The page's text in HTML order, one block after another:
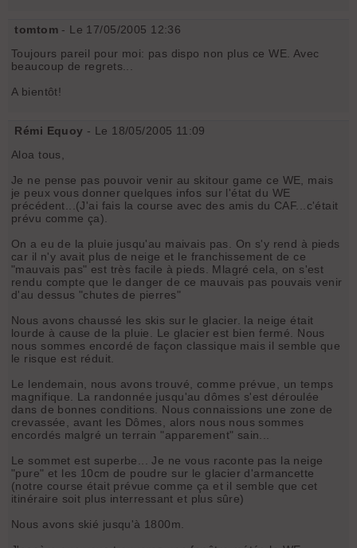
tomtom- Le 17/05/2005 12:36
Toujours pareil pour moi: pas dispo non plus ce WE. Avec
beaucoup de regrets...
A bientôt!
Rémi Equoy - Le 18/05/2005 11:09
Aloa tous,
Je ne pense pas pouvoir venir au skitour game ce WE, mais
je peux vous donner quelques infos sur l'état du WE
précédent...(J'ai fais la course avec des amis du CAF...c'était
prévu comme ça).
On a eu de la pluie jusqu'au maivais pas. On s'y rend à pieds
car il n'y avait plus de neige et le franchissement de ce
"mauvais pas" est très facile à pieds. Mlagré cela, on s'est
rendu compte que le danger de ce mauvais pas pouvais venir
d'au dessus "chutes de pierres"
Nous avons chaussé les skis sur le glacier. la neige était
lourde à cause de la pluie. Le glacier est bien fermé. Nous
nous sommes encordé de façon classique mais il semble que
le risque est réduit.
Le lendemain, nous avons trouvé, comme prévue, un temps
magnifique. La randonnée jusqu'au dômes s'est déroulée
dans de bonnes conditions. Nous connaissions une zone de
crevassée, avant les Dômes, alors nous nous sommes
encordés malgré un terrain "apparement" sain...
Le sommet est superbe... Je ne vous raconte pas la neige
"pure" et les 10cm de poudre sur le glacier d'armancette
(notre course était prévue comme ça et il semble que cet
itinéraire soit plus interressant et plus sûre)
Nous avons skié jusqu'à 1800m.